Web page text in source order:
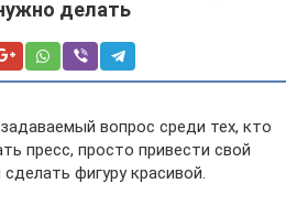
делать
вопрос среди тех, кто
пресс, просто привести свой
фигуру красивой.